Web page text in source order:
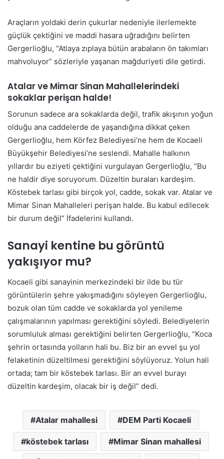
Araçların yoldaki derin çukurlar nedeniyle ilerlemekte
güçlük çektiğini ve maddi hasara uğradığını belirten
Gergerlioğlu, “Atlaya zıplaya bütün arabaların ön takımları
mahvoluyor” sözleriyle yaşanan mağduriyeti dile getirdi.
Atalar ve Mimar Sinan Mahallelerindeki
sokaklar perişan halde!
Sorunun sadece ara sokaklarda değil, trafik akışının yoğun
olduğu ana caddelerde de yaşandığına dikkat çeken
Gergerlioğlu, hem Körfez Belediyesi’ne hem de Kocaeli
Büyükşehir Belediyesi’ne seslendi. Mahalle halkının
yıllardır bu eziyeti çektiğini vurgulayan Gergerlioğlu, “Bu
ne haldir diye soruyorum. Düzeltin buraları kardeşim.
Köstebek tarlası gibi birçok yol, cadde, sokak var. Atalar ve
Mimar Sinan Mahalleleri perişan halde. Bu kabul edilecek
bir durum değil” İfadelerini kullandı.
Sanayi kentine bu görüntü
yakışıyor mu?
Kocaeli gibi sanayinin merkezindeki bir ilde bu tür
görüntülerin şehre yakışmadığını söyleyen Gergerlioğlu,
bozuk olan tüm cadde ve sokaklarda yol yenileme
çalışmalarının yapılması gerektiğini söyledi. Belediyelerin
sorumluluk alması gerektiğini belirten Gergerlioğlu, “Koca
şehrin ortasında yolların hali bu. Biz bir an evvel şu yol
felaketinin düzeltilmesi gerektiğini söylüyoruz. Yolun hali
ortada; tam bir köstebek tarlası. Bir an evvel burayı
düzeltin kardeşim, olacak bir iş değil” dedi.
Atalar mahallesi DEM Parti Kocaeli
köstebek tarlası Mimar Sinan mahallesi